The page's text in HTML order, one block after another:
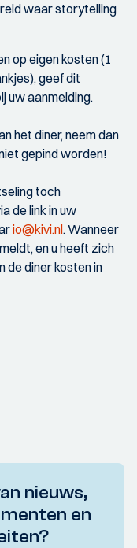
waar storytelling
op eigen kosten (1
geef dit
uw aanmelding.
het diner, neem dan
gepind worden!
toch
de link in uw
io@kivi.nl. Wanneer
en u heeft zich
de diner kosten in
nieuws,
en